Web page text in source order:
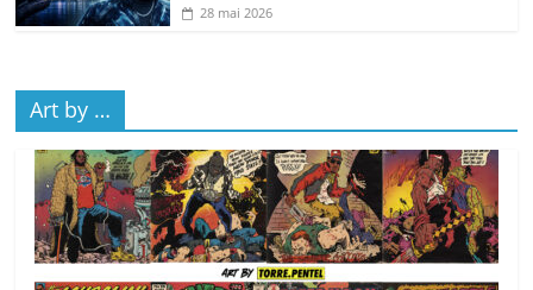
28 mai 2026
Art by …